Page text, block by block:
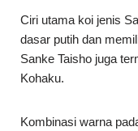
Ciri utama koi jenis
dasar putih dan
Sanke Taisho juga
Kohaku.
Kombinasi warna